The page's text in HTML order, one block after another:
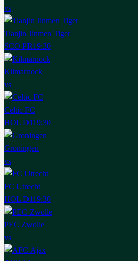
vs
Tianjin Jinmen Tiger
SCO PR19:30
Kilmarnock
vs
Celtic FC
HOL D119:30
Groningen
vs
FC Utrecht
HOL D119:30
PEC Zwolle
vs